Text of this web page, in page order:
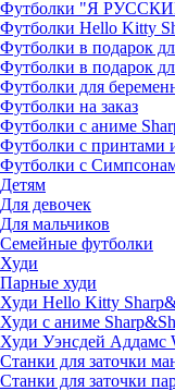
Футболки "Я
Футболки Hello Kitty
Футболки в подарок
Футболки в подарок
Футболки для
Футболки на заказ
Футболки с аниме
Футболки с принтами
Футболки с
Детям
Для девочек
Для мальчиков
Семейные футболки
Худи
Парные худи
Худи Hello Kitty
Худи с аниме
Худи Уэнсдей Аддамс
Станки для заточки
Станки для заточки